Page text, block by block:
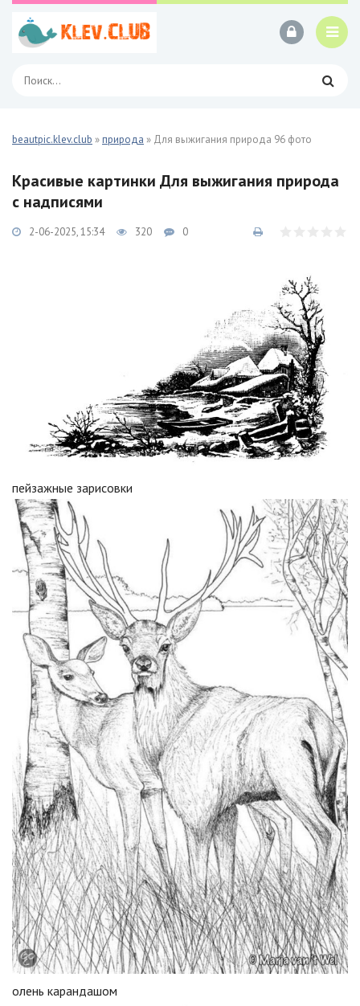
beautpic.klev.club »природа » Для выжигания природа 96 фото
Красивые картинки Для выжигания природа
с надписями
2-06-2025, 15:34 320 0
пейзажные зарисовки
олень карандашом